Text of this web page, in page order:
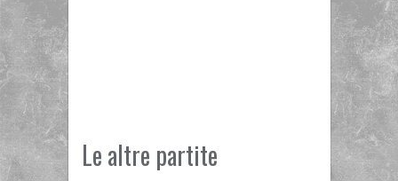
Le altre partite